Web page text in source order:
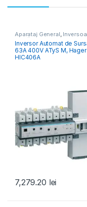
Aparataj General,
Sursă
Inversor Automat de
63A 400V ATyS M, Hager |
HIC406A
7,279.20 lei